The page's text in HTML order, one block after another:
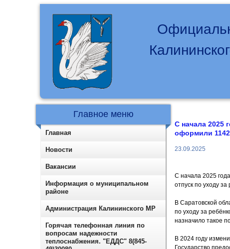
С начала 2025
оформили
23.09.2025
С начала 2025
отпуск по уходу
В Саратовской
по уходу за
назначило такое
В 2024 году
Государство
Главное меню
Главная
Новости
Вакансии
Информация о муниципальном
районе
Администрация Калининского МР
Горячая телефонная линия по
вопросам надежности
теплоснабжения. "ЕДДС" 8(845-